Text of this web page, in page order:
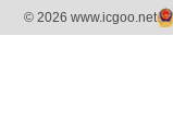
© 2026 www.icgoo.net